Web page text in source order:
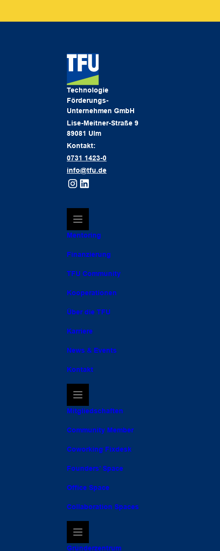
Technologie
Förderungs-
Unternehmen GmbH
Lise-Meitner-Straße 9
89081 Ulm
Kontakt:
0731 1423-0
info@tfu.de
Mentoring
Finanzierung
TFU Community
Kooperationen
Über die TFU
Karriere
News & Events
Kontakt
Mitgliedschaften
Community Member
Coworking Fixdesk
Founders’ Space
Office Space
Collaboration Spaces
Gründerzentrum